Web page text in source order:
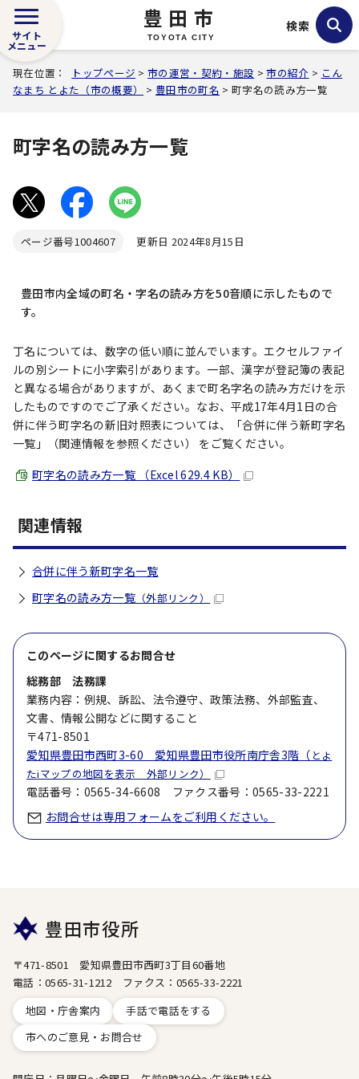
豊田市
TOYOTA CITY
サイト
メニュー
検索
現在位置： トップページ >市の運営・契約・施設 >市の紹介 > こん
なまち とよた（市の概要）
> 豊田市の町名 > 町字名の読み方一覧
町字名の読み方一覧
ページ番号1004607 更新日 2024年8月15日
豊田市内全域の町名・字名の読み方を50音順に示したもので
す。
丁名については、数字の低い順に並んでいます。エクセルファイ
ルの別シートに小字索引があります。一部、漢字が登記簿の表記
と異なる場合がありますが、あくまで町名字名の読み方だけを示
したものですのでご了承ください。なお、平成17年4月1日の合
併に伴う町字名の新旧対照表については、「合併に伴う新町字名
一覧」（関連情報を参照ください） をご覧ください。
町字名の読み方一覧 （Excel 629.4 KB）
関連情報
合併に伴う新町字名一覧
町字名の読み方一覧（外部リンク）
このページに関するお問合せ
総務部 法務課
業務内容：例規、訴訟、法令遵守、政策法務、外部監査、
文書、情報公開などに関すること
〒471-8501
愛知県豊田市西町3-60 愛知県豊田市役所南庁舎3階（ とよ
たiマップの地図を表示 外部リンク）
電話番号：0565-34-6608 ファクス番号：0565-33-2221
お問合せは専用フォームをご利用ください。
豊田市役所
〒471-8501 愛知県豊田市西町3丁目60番地
電話：0565-31-1212 ファクス：0565-33-2221
地図・庁舎案内
手話で電話をする
市へのご意見・お問合せ